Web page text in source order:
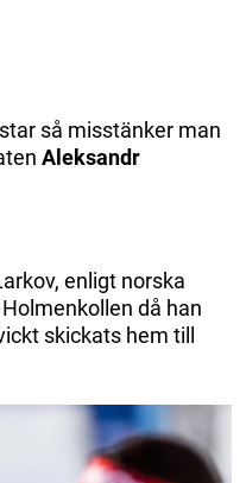
så misstänker man
Aleksandr
enligt norska
då han
skickats hem till